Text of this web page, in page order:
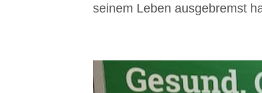
seinem Leben ausgebremst